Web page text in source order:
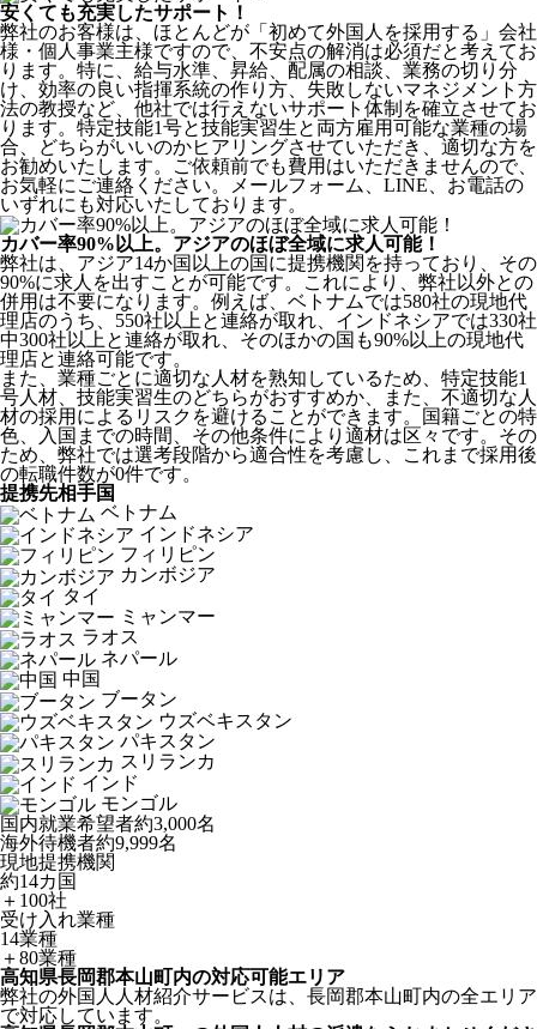
安くても充実したサポート！
弊社のお客様は、ほとんどが 「初めて外国人を採用する」 会社
様・個人事業主様ですので、不安点の解消は必須だと考えてお
ります。特に、給与水準、昇給、配属の相談、業務の切り分
け、効率の良い指揮系統の作り方、失敗しないマネジメント方
法の教授など、 他社では行えないサポート体制 を確立させてお
ります。特定技能1号と技能実習生と両方雇用可能な業種の場
合、どちらがいいのかヒアリングさせていただき、適切な方を
お勧めいたします。ご依頼前でも費用はいただきませんので、
お気軽にご連絡ください。メールフォーム、LINE、お電話の
いずれにも対応いたしております。
カバー率90%以上。アジアのほぼ全域に求人可能！
弊社は、 アジア14か国以上の国に提携機関を持っており、その
90%に求人を出すことが可能です。これにより、弊社以外との
併用は不要になります。例えば、ベトナムでは580社の現地代
理店のうち、550社以上と連絡が取れ、インドネシアでは330社
中300社以上と連絡が取れ、そのほかの国も90%以上の現地代
理店と連絡可能です。
また、業種ごとに適切な人材を熟知しているため、特定技能1
号人材、技能実習生のどちらがおすすめか、また、不適切な人
材の採用によるリスクを避けることができます。国籍ごとの特
色、入国までの時間、その他条件により適材は区々です。その
ため、弊社では選考段階から適合性を考慮し、これまで採用後
の転職件数が0件です。
提携先相手国
ベトナム
インドネシア
フィリピン
カンボジア
タイ
ミャンマー
ラオス
ネパール
中国
ブータン
ウズベキスタン
パキスタン
スリランカ
インド
モンゴル
国内就業希望者約3,000名
海外待機者約9,999名
現地提携機関
約14カ国
＋100社
受け入れ業種
14業種
＋80業種
高知県長岡郡本山町内の対応可能エリア
弊社の外国人人材紹介サービスは、長岡郡本山町内の全エリア
で対応しています。